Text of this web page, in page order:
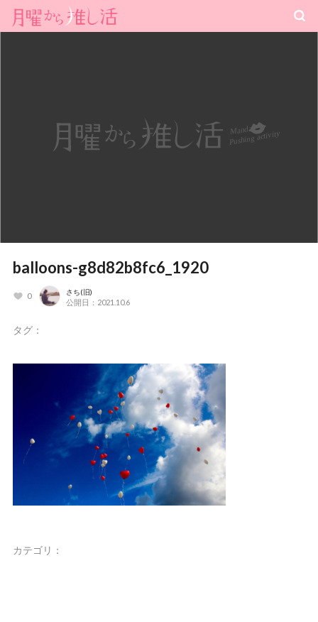
balloons-g8d82b8fc6_1920
0 さち(旧)
公開日：2021.10.6
タグ：
カテゴリ：